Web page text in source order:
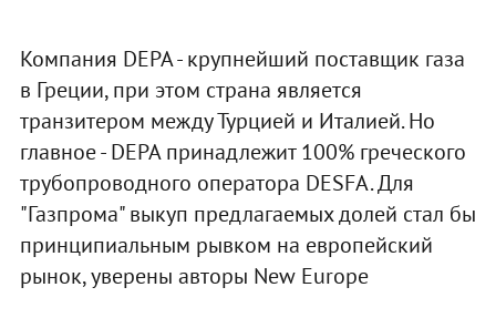
Компания DEPA - крупнейший поставщик газа
в Греции, при этом страна является
транзитером между Турцией и Италией. Но
главное - DEPA принадлежит 100% греческого
трубопроводного оператора DESFA. Для
"Газпрома" выкуп предлагаемых долей стал бы
принципиальным рывком на европейский
рынок, уверены авторы New Europe